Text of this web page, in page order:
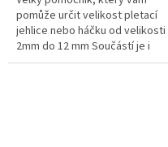
pomůže určit velikost pletací
jehlice nebo háčku od velikosti
2mm do 12 mm Součástí je i
měřítko na měření vzorků. Pod